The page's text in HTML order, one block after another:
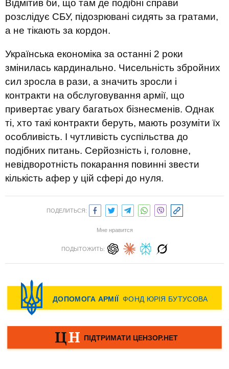
Відмітив би, що там де подібні справи
розслідує СБУ, підозрювані сидять за гратами,
а не тікають за кордон.
Українська економіка за останні 2 роки
змінилась кардинально. Чисельність збройних
сил зросла в рази, а значить зросли і
контракти на обслуговування армії, що
привертає увагу багатьох бізнесменів. Однак
ті, хто такі контракти беруть, мають розуміти їх
особливість. І чутливість суспільства до
подібних питань. Серйозність і, головне,
невідворотність покарання повинні звести
кількість афер у цій сфері до нуля.
ПОДЕЛИТЬСЯ:
Мне нравится
ПОДЫТОЖИТЬ: